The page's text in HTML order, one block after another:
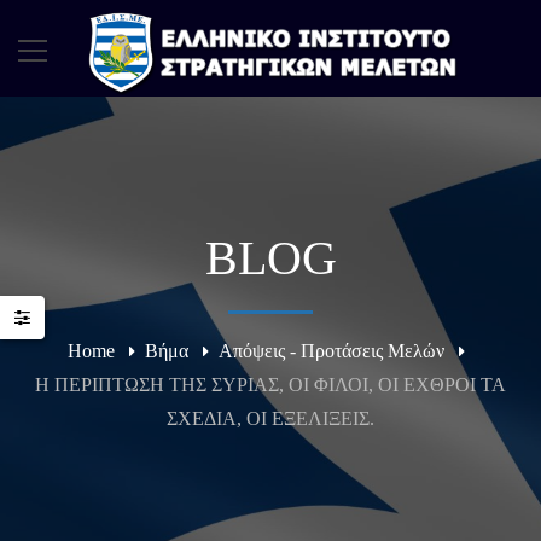
BLOG
Home Βήμα
Απόψεις - Προτάσεις Μελών
Η ΠΕΡΙΠΤΩΣΗ ΤΗΣ ΣΥΡΙΑΣ, ΟΙ ΦΙΛΟΙ, ΟΙ ΕΧΘΡΟΙ ΤΑ
ΣΧΕΔΙΑ, ΟΙ ΕΞΕΛΙΞΕΙΣ.